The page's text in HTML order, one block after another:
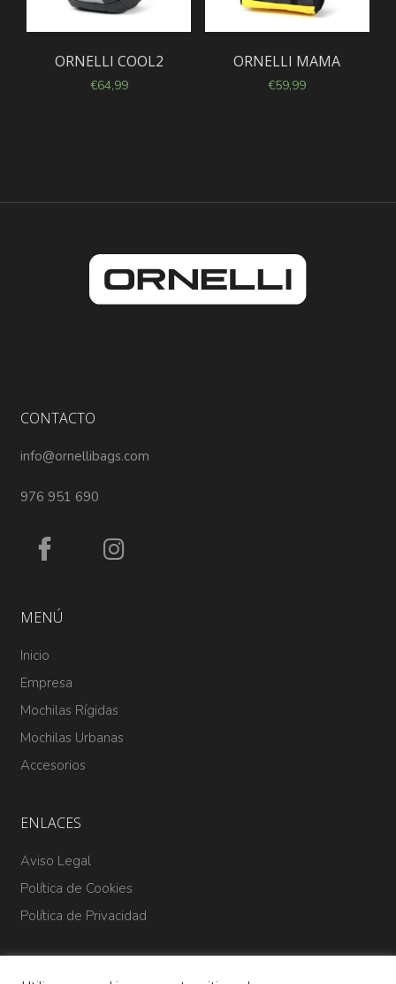
ORNELLI COOL2
€64,99
ORNELLI MAMA
€59,99
CONTACTO
info@ornellibags.com
976 951 690
MENÚ
Inicio
Empresa
Mochilas Rígidas
Mochilas Urbanas
Accesorios
ENLACES
Aviso Legal
Política de Cookies
Política de Privacidad